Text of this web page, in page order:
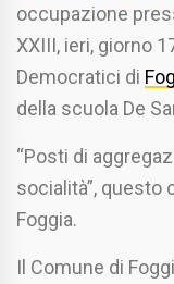
occupazione
XXIII, ieri, giorno
Democratici di
della scuola De
“Posti di
socialità”, questo
Foggia.
Il Comune di